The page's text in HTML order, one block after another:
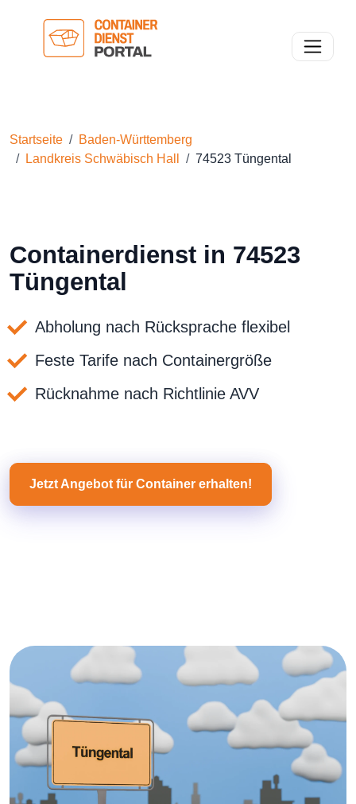
Toggle
Startseite
Baden-Württemberg
Landkreis Schwäbisch Hall
74523 Tüngental
Containerdienst in 74523
Tüngental
Abholung nach Rücksprache flexibel
Feste Tarife nach Containergröße
Rücknahme nach Richtlinie AVV
Jetzt Angebot für Container erhalten!